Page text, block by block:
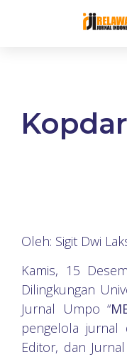
Oleh: Sigit Dwi
Kamis, 15
Dilingkungan
Jurnal Umpo “
pengelola jurnal
Editor, dan